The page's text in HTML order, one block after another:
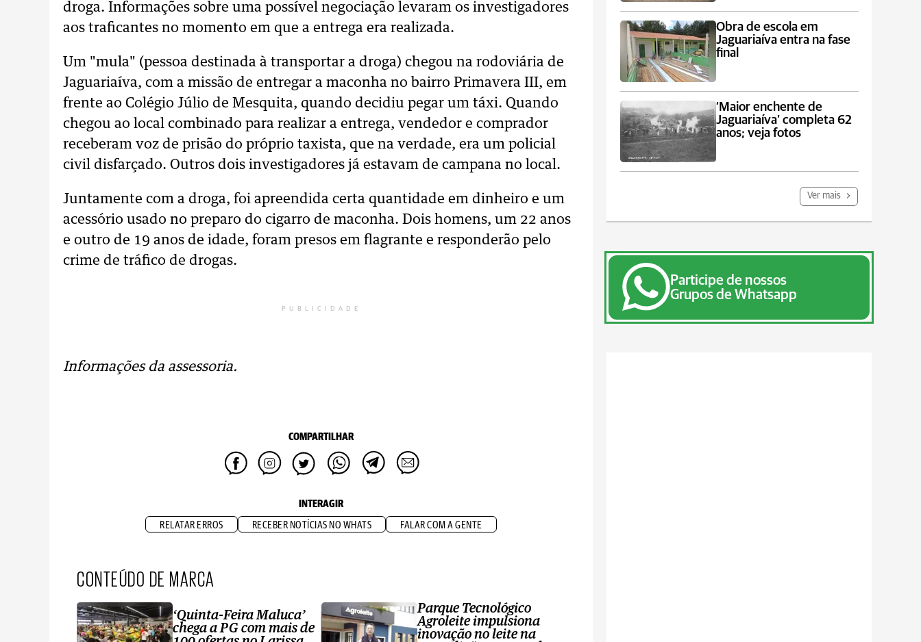
droga. Informações sobre uma possível negociação levaram os investigadores
aos traficantes no momento em que a entrega era realizada.
Um "mula" (pessoa destinada à transportar a droga) chegou na rodoviária de
Jaguariaíva, com a missão de entregar a maconha no bairro Primavera III, em
frente ao Colégio Júlio de Mesquita, quando decidiu pegar um táxi. Quando
chegou ao local combinado para realizar a entrega, vendedor e comprador
receberam voz de prisão do próprio taxista, que na verdade, era um policial
civil disfarçado. Outros dois investigadores já estavam de campana no local.
Juntamente com a droga, foi apreendida certa quantidade em dinheiro e um
acessório usado no preparo do cigarro de maconha. Dois homens, um 22 anos
e outro de 19 anos de idade, foram presos em flagrante e responderão pelo
crime de tráfico de drogas.
PUBLICIDADE
Informações da assessoria.
COMPARTILHAR
INTERAGIR
RELATAR ERROS RECEBER NOTÍCIAS NO WHATS FALAR COM A GENTE
CONTEÚDO DE MARCA
‘Quinta-Feira Maluca’
chega a PG com mais de
Parque Tecnológico
Agroleite impulsiona
inovação no leite na
Obra de escola em
Jaguariaíva entra na fase
final
‘Maior enchente de
Jaguariaíva’ completa 62
anos; veja fotos
Ver mais
Participe de nossos
Grupos de Whatsapp